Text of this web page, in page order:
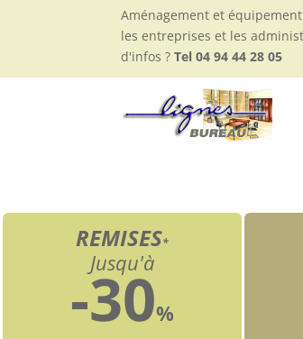
Aménagement et
les entreprises et les
d'infos ?Tel 04 94 44 28 05
REMISES*
Jusqu'à
-30%